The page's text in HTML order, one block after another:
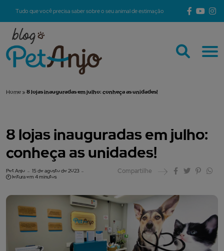
Tudo que você precisa saber sobre o seu animal de estimação
Home » 8 lojas inauguradas em julho: conheça as unidades!
8 lojas inauguradas em julho:
conheça as unidades!
Pet Anjo
15 de agosto de 2023
leitura em 4 minutos
Compartilhe